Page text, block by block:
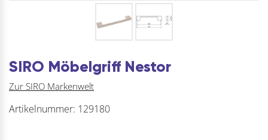
SIRO Möbelgriff Nestor
Zur SIRO Markenwelt
Artikelnummer: 129180